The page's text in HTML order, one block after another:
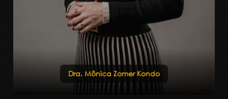
Dra. Mônica Zomer Kondo